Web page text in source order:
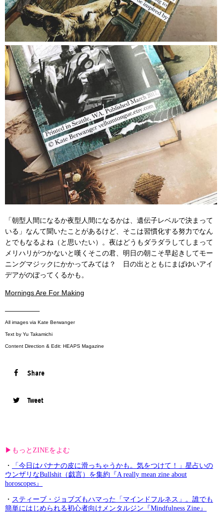
「朝型人間になるか夜型人間になるかは、遺伝子レベルで決まって
いる」なんて聞いたことがあるけど、そこは習慣化する努力でなん
とでもなるよね（と思いたい）。夜はどうもダラダラしてしまって
メリハリがつかないと嘆くそこの君、明日の朝こそ早起きしてモー
ニングマジックにかかってみては？ 日の出とともにまばゆいアイ
デアがのぼってくるかも。
Mornings Are For Making
—————
All images via Kate Berwanger
Text by Yu Takamichi
Content Direction & Edit: HEAPS Magazine
Share
Tweet
▶︎もっとZINEをよむ
・
「今日はバナナの皮に滑っちゃうかも。気をつけて！」星占いの
ウンザリなBullshit（戯言）を集約『A really mean zine about
horoscopes』
・ スティーブ・ジョブズもハマった「マインドフルネス」。誰でも
簡単にはじめられる初心者向けメンタルジン『Mindfulness Zine』